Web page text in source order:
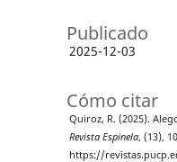
Publicado
2025-12-03
Cómo citar
Quiroz, R. (2025).
Revista Espinela, (13),
https://